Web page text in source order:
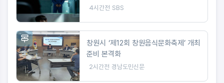
사하는 스틸 공개!
4시간전 SBS
창원시 ‘제12회 창원음식문화축제’ 개최
준비 본격화
2시간전 경남도민신문